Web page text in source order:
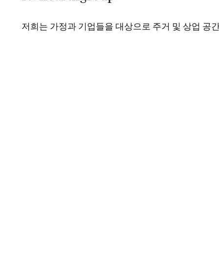
저희는 가정과 기업들을 대상으로 주거 및 상업 공